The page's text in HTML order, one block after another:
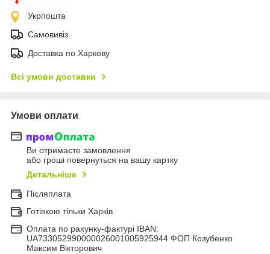
Укрпошта
Самовивіз
Доставка по Харкову
Всі умови доставки
Умови оплати
Ви отримаєте замовлення
або гроші повернуться на вашу картку
Детальніше
Післяплата
Готівкою тільки Харків
Оплата по рахунку-фактурі IBAN:
UA733052990000026001005925944 ФОП Козубенко
Максим Вікторович